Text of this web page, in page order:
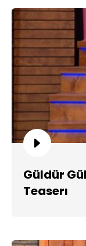
Güldür
Teaserı